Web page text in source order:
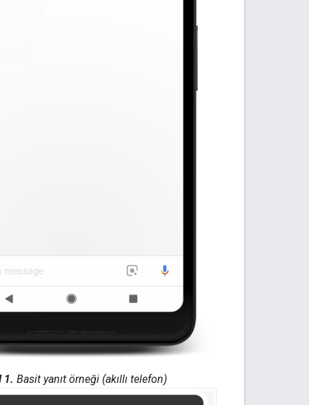
1. Basit yanıt örneği (akıllı telefon)